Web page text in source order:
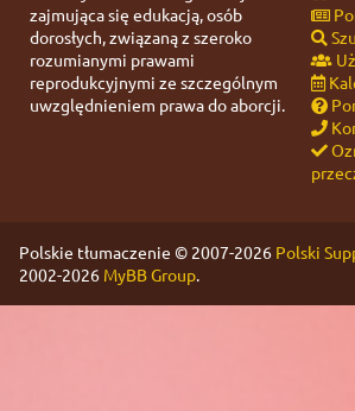
zajmująca się edukacją, osób
dorosłych, związaną z szeroko
rozumianymi prawami
reprodukcyjnymi ze szczególnym
uwzględnieniem prawa do aborcji.
Polskie tłumaczenie © 2007-2026 Polski
2002-2026 MyBB Group.